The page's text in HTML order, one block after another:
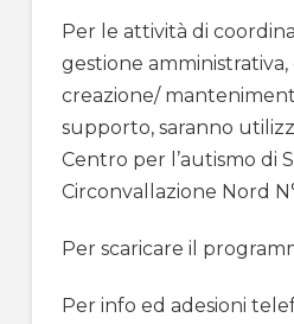
Per le attività di
gestione
creazione/
supporto, saranno
Centro per l’autismo di
Circonvallazione Nord
Per scaricare il
Per info ed adesioni